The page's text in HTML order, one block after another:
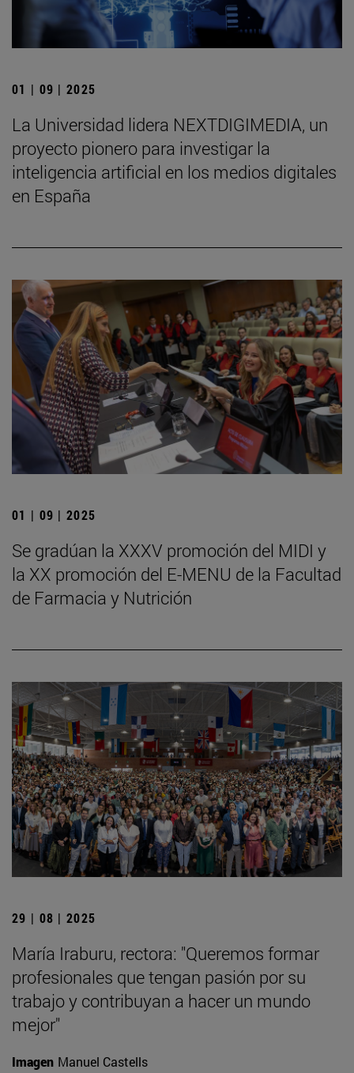
01 | 09 | 2025
La Universidad lidera NEXTDIGIMEDIA, un
proyecto pionero para investigar la
inteligencia artificial en los medios digitales
en España
01 | 09 | 2025
Se gradúan la XXXV promoción del MIDI y
la XX promoción del E-MENU de la Facultad
de Farmacia y Nutrición
29 | 08 | 2025
María Iraburu, rectora: "Queremos formar
profesionales que tengan pasión por su
trabajo y contribuyan a hacer un mundo
mejor"
Imagen Manuel Castells